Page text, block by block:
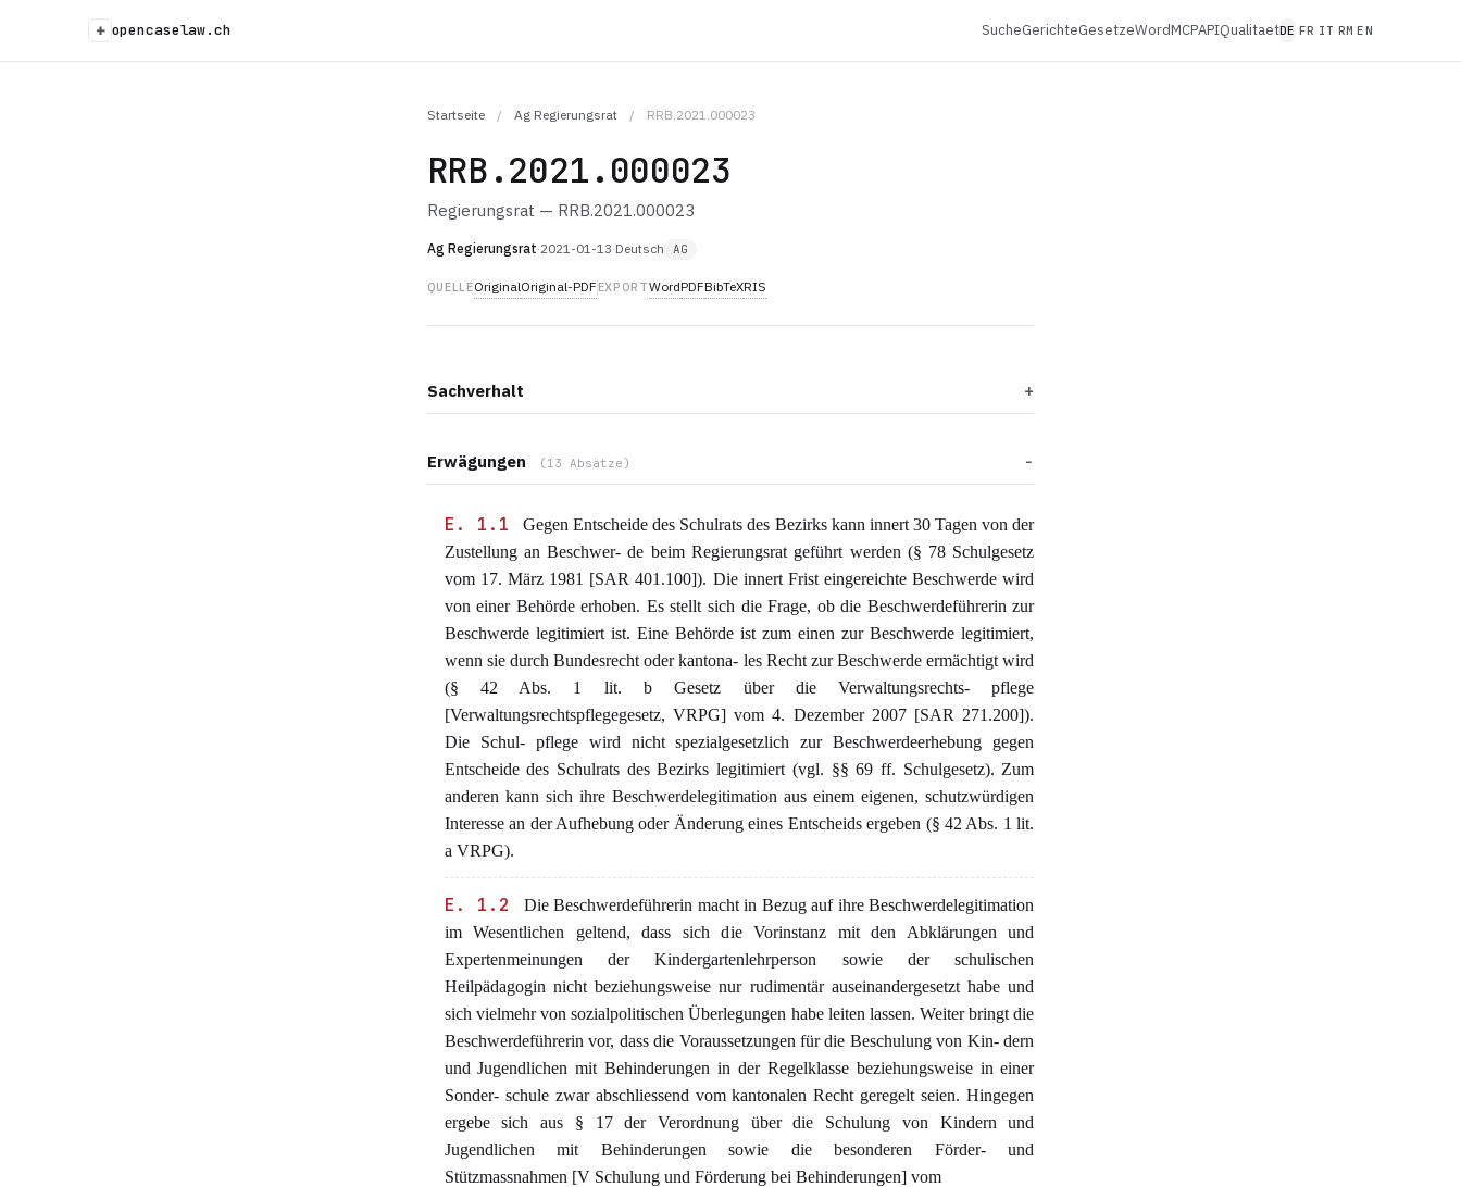
+ opencaselaw.ch SucheGerichteGesetzeWordMCPAPIQualitaetDE FR IT RM EN
Startseite / Ag Regierungsrat / RRB.2021.000023
RRB.2021.000023
Regierungsrat — RRB.2021.000023
Ag Regierungsrat·2021-01-13·Deutsch AG
QUELLEOriginalOriginal-PDF EXPORTWordPDFBibTeXRIS
Sachverhalt
Erwägungen (13 Absätze)
E. 1.1
Gegen Entscheide des Schulrats des Bezirks kann innert 30 Tagen von der
Zustellung an Beschwer- de beim Regierungsrat geführt werden (§ 78 Schulgesetz
vom 17. März 1981 [SAR 401.100]). Die innert Frist eingereichte Beschwerde wird
von einer Behörde erhoben. Es stellt sich die Frage, ob die Beschwerdeführerin zur
Beschwerde legitimiert ist. Eine Behörde ist zum einen zur Beschwerde legitimiert,
wenn sie durch Bundesrecht oder kantona- les Recht zur Beschwerde ermächtigt wird
(§ 42 Abs. 1 lit. b Gesetz über die Verwaltungsrechts- pflege
[Verwaltungsrechtspflegegesetz, VRPG] vom 4. Dezember 2007 [SAR 271.200]).
Die Schul- pflege wird nicht spezialgesetzlich zur Beschwerdeerhebung gegen
Entscheide des Schulrats des Bezirks legitimiert (vgl. §§ 69 ff. Schulgesetz). Zum
anderen kann sich ihre Beschwerdelegitimation aus einem eigenen, schutzwürdigen
Interesse an der Aufhebung oder Änderung eines Entscheids ergeben (§ 42 Abs. 1 lit.
a VRPG).
E. 1.2
Die Beschwerdeführerin macht in Bezug auf ihre Beschwerdelegitimation
im Wesentlichen geltend, dass sich die Vorinstanz mit den Abklärungen und
Expertenmeinungen der Kindergartenlehrperson sowie der schulischen
Heilpädagogin nicht beziehungsweise nur rudimentär auseinandergesetzt habe und
sich vielmehr von sozialpolitischen Überlegungen habe leiten lassen. Weiter bringt die
Beschwerdeführerin vor, dass die Voraussetzungen für die Beschulung von Kin- dern
und Jugendlichen mit Behinderungen in der Regelklasse beziehungsweise in einer
Sonder- schule zwar abschliessend vom kantonalen Recht geregelt seien. Hingegen
ergebe sich aus § 17 der Verordnung über die Schulung von Kindern und
Jugendlichen mit Behinderungen sowie die besonderen Förder- und
Stützmassnahmen [V Schulung und Förderung bei Behinderungen] vom